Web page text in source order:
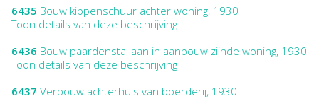
6435 Bouw kippenschuur achter woning, 1930
Toon details van deze beschrijving
6436 Bouw paardenstal aan in aanbouw zijnde woning, 1930
Toon details van deze beschrijving
6437 Verbouw achterhuis van boerderij, 1930